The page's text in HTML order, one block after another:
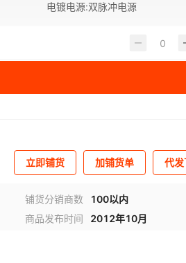
电镀电源:双脉冲电源
立即铺货 加铺货单 代
铺货分销商数
100以内
商品发布时间 2012年10月